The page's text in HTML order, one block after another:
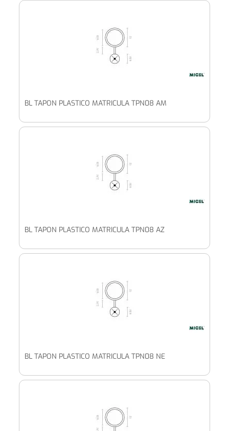
BL TAPON PLASTICO MATRICULA TPN08 AM
BL TAPON PLASTICO MATRICULA TPN08 AZ
BL TAPON PLASTICO MATRICULA TPN08 NE